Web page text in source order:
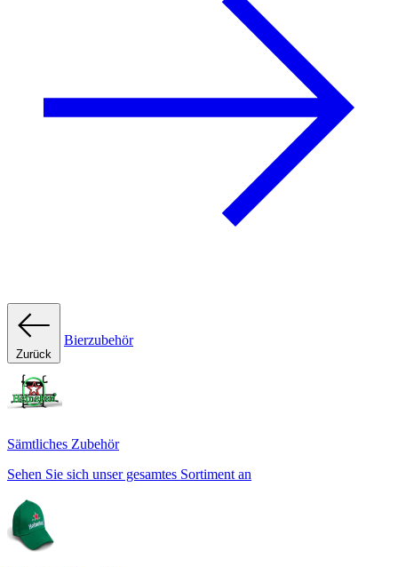
Zurück
Bierzubehör
Sämtliches Zubehör
Sehen Sie sich unser gesamtes Sortiment an